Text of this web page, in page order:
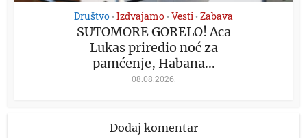
Društvo • Izdvajamo • Vesti • Zabava
SUTOMORE GORELO! Aca
Lukas priredio noć za
pamćenje, Habana...
08.08.2026.
Dodaj komentar